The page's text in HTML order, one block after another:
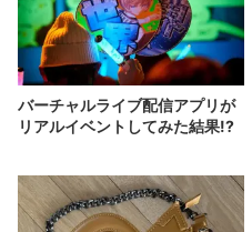
バーチャルライブ配信アプリが
リアルイベントしてみた結果!?